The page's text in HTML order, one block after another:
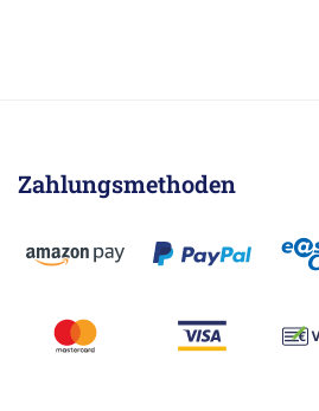
Zahlungsmethoden